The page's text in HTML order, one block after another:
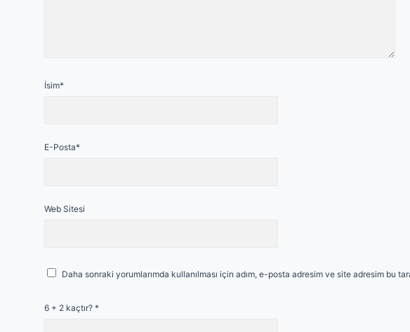
İsim*
E-Posta*
Web Sitesi
Daha sonraki yorumlarımda kullanılması için adım, e-posta adresim ve site adresim bu
6 + 2 kaçtır? *